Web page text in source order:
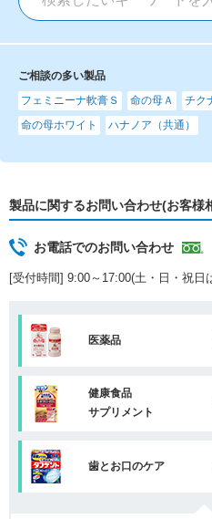
ご相談の多い製品
フェミニーナ軟膏Ｓ
命の母Ａ
チク
命の母ホワイト
ハナノア（共通）
製品に関するお問い合わせ(お客様
お電話でのお問い合わせ
[受付時間] 9:00～17:00(土・日・祝日
医薬品
健康食品
サプリメント
歯とお口のケア